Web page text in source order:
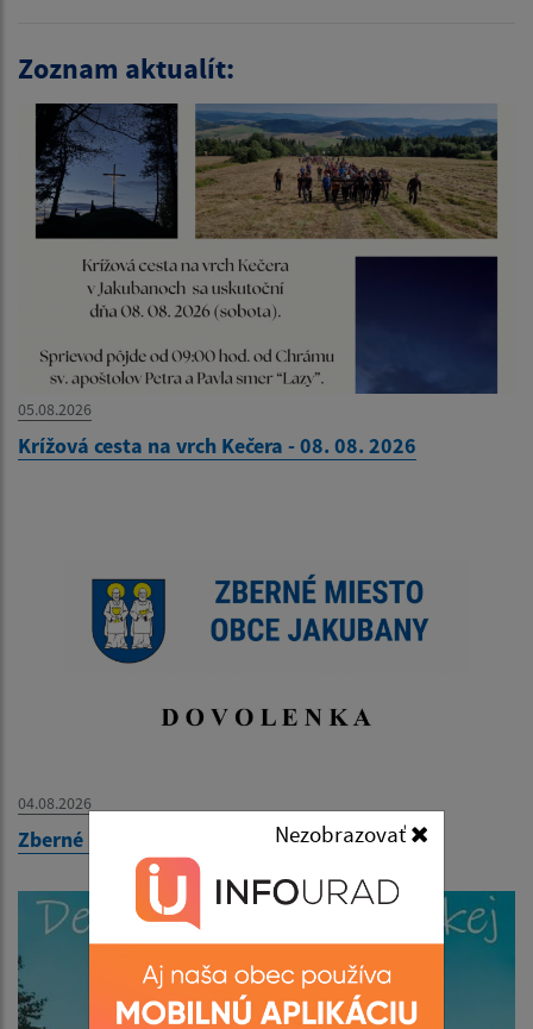
Nezobrazovať
Zoznam aktualít:
05.08.2026
Krížová cesta na vrch Kečera - 08. 08. 2026
04.08.2026
Zberné miesto - OZNAM